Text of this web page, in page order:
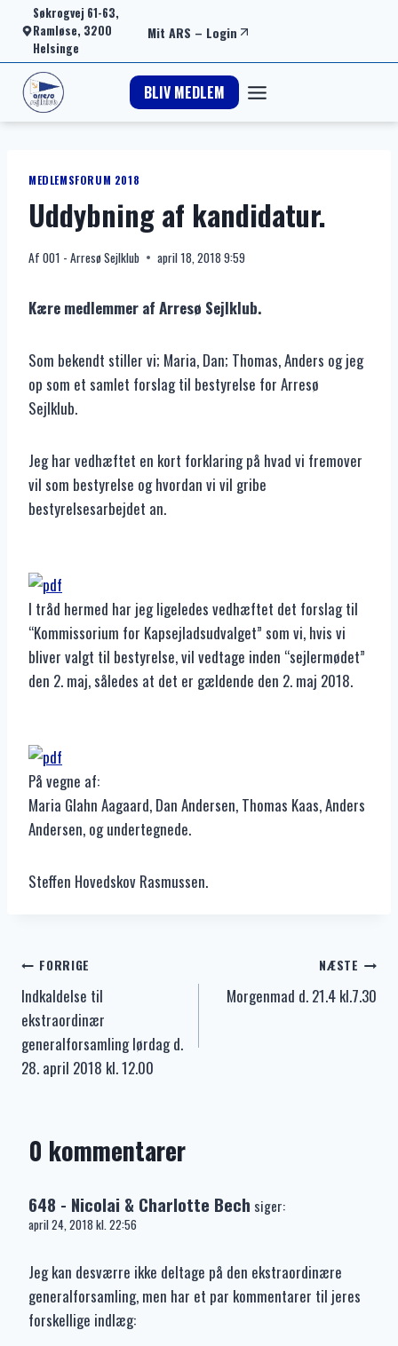
Fortsæt
indhold
Søkrogvej 61-63,
Ramløse, 3200
Helsinge
Mit ARS – Login
BLIV MEDLEM
MEDLEMSFORUM 2018
Uddybning af kandidatur.
Af 001 - Arresø Sejlklub april 18, 2018 9:59
Kære medlemmer af Arresø Sejlklub.
Som bekendt stiller vi; Maria, Dan; Thomas, Anders og jeg
op som et samlet forslag til bestyrelse for Arresø
Sejlklub.
Jeg har vedhæftet en kort forklaring på hvad vi fremover
vil som bestyrelse og hvordan vi vil gribe
bestyrelsesarbejdet an.
I tråd hermed har jeg ligeledes vedhæftet det forslag til
“Kommissorium for Kapsejladsudvalget” som vi, hvis vi
bliver valgt til bestyrelse, vil vedtage inden “sejlermødet”
den 2. maj, således at det er gældende den 2. maj 2018.
På vegne af:
Maria Glahn Aagaard, Dan Andersen, Thomas Kaas, Anders
Andersen, og undertegnede.
Steffen Hovedskov Rasmussen.
Indlægsnavigation
FORRIGE
Indkaldelse til
ekstraordinær
generalforsamling lørdag d.
28. april 2018 kl. 12.00
NÆSTE
Morgenmad d. 21.4 kl.7.30
0 kommentarer
648 - Nicolai & Charlotte Bech siger:
april 24, 2018 kl. 22:56
Jeg kan desværre ikke deltage på den ekstraordinære
generalforsamling, men har et par kommentarer til jeres
forskellige indlæg: